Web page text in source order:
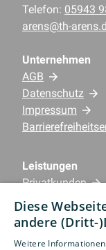
Telefon: 05943
arens@th-
Unternehmen
AGB
Datenschutz
Impressum
Leistungen
Privatkunden
Gewerbekunden
Karriere
Unternehmen
Diese
andere (Dritt-
Weitere